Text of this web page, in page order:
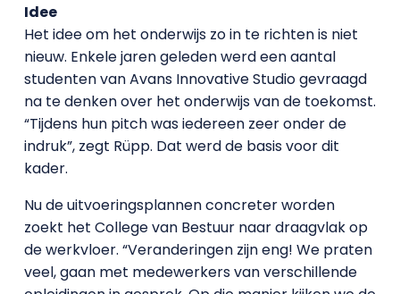
Idee
Het idee om het onderwijs zo in te richten is niet
nieuw. Enkele jaren geleden werd een aantal
studenten van Avans Innovative Studio gevraagd
na te denken over het onderwijs van de toekomst.
“Tijdens hun pitch was iedereen zeer onder de
indruk”, zegt Rüpp. Dat werd de basis voor dit
kader.
Nu de uitvoeringsplannen concreter worden
zoekt het College van Bestuur naar draagvlak op
de werkvloer. “Veranderingen zijn eng! We praten
veel, gaan met medewerkers van verschillende